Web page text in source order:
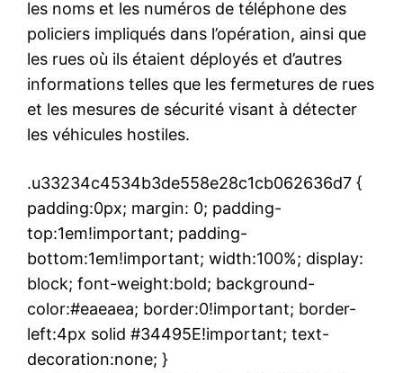
les noms et les numéros de téléphone des
policiers impliqués dans l’opération, ainsi que
les rues où ils étaient déployés et d’autres
informations telles que les fermetures de rues
et les mesures de sécurité visant à détecter
les véhicules hostiles.
.u33234c4534b3de558e28c1cb062636d7 {
padding:0px; margin: 0; padding-
top:1em!important; padding-
bottom:1em!important; width:100%; display:
block; font-weight:bold; background-
color:#eaeaea; border:0!important; border-
left:4px solid #34495E!important; text-
decoration:none; }